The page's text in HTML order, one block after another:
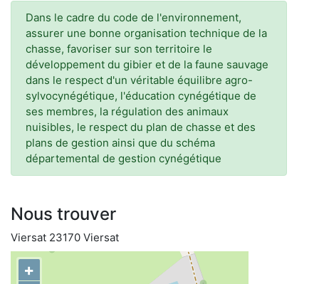
Dans le cadre du code de l'environnement,
assurer une bonne organisation technique de la
chasse, favoriser sur son territoire le
développement du gibier et de la faune sauvage
dans le respect d'un véritable équilibre agro-
sylvocynégétique, l'éducation cynégétique de
ses membres, la régulation des animaux
nuisibles, le respect du plan de chasse et des
plans de gestion ainsi que du schéma
départemental de gestion cynégétique
Nous trouver
Viersat 23170 Viersat
+